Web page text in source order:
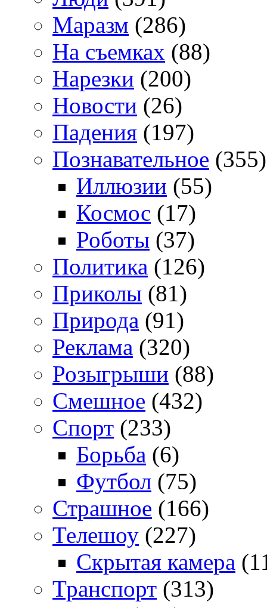
Маразм (286)
На съемках (88)
Нарезки (200)
Новости (26)
Падения (197)
Познавательное (355)
Иллюзии (55)
Космос (17)
Роботы (37)
Политика (126)
Приколы (81)
Природа (91)
Реклама (320)
Розыгрыши (88)
Смешное (432)
Спорт (233)
Борьба (6)
Футбол (75)
Страшное (166)
Телешоу (227)
Скрытая камера
Транспорт (313)